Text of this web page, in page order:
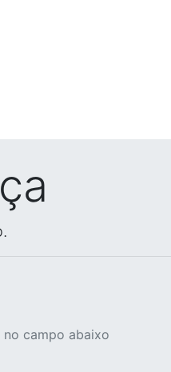
campo abaixo